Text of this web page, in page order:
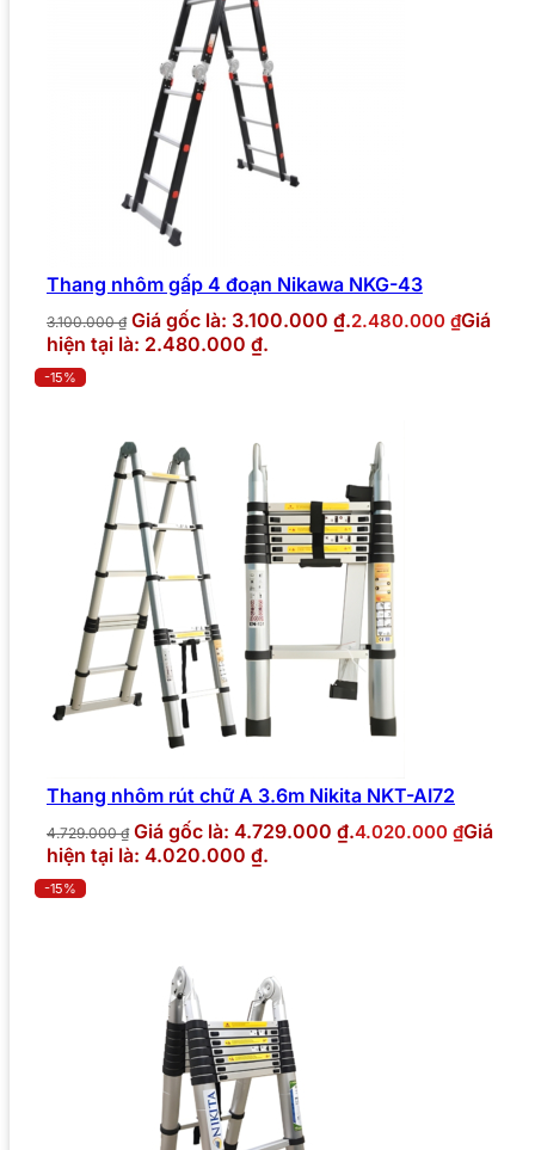
Thang nhôm gấp 4 đoạn Nikawa NKG-43
3.100.000₫ Giá gốc là: 3.100.000 ₫.2.480.000 ₫Giá
hiện tại là: 2.480.000 ₫.
-15%
Thang nhôm rút chữ A 3.6m Nikita NKT-AI72
4.729.000₫ Giá gốc là: 4.729.000 ₫.4.020.000 ₫Giá
hiện tại là: 4.020.000 ₫.
-15%